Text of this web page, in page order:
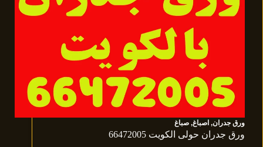
ورق جدران, اصباغ, صباغ
ورق جدران حولى الكويت 66472005